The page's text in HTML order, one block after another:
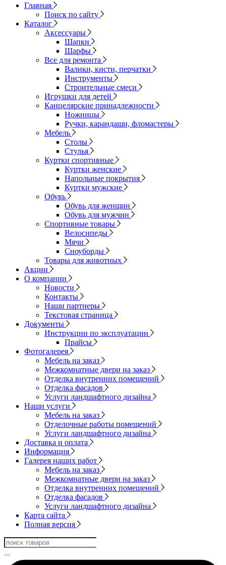
Главная
Поиск по сайту
Каталог
Аксессуары
Шапки
Шарфы
Все для ремонта
Валики, кисти, перчатки
Инструменты
Строительные смеси
Игрушки для детей
Канцелярские принадлежности
Ножницы
Ручки, карандаши, фломастеры
Мебель
Столы
Стулья
Куртки спортивные
Куртки женские
Напольные покрытия
Куртки мужские
Обувь
Обувь для женщин
Обувь для мужчин
Спортивные товары
Велосипеды
Мячи
Сноуборды
Товары для животных
Акции
О компании
Новости
Контакты
Наши партнеры
Текстовая страница
Документы
Инструкции по эксплуатации
Прайсы
Фотогалерея
Мебель на заказ
Межкомнатные двери на заказ
Отделка внутренних помещений
Отделка фасадов
Услуги ландшафтного дизайна
Наши услуги
Мебель на заказ
Отделочные работы помещений
Услуги ландшафтного дизайна
Доставка и оплата
Информация
Галерея наших работ
Мебель на заказ
Межкомнатные двери на заказ
Отделка внутренних помещений
Отделка фасадов
Услуги ландшафтного дизайна
Карта сайта
Полная версия